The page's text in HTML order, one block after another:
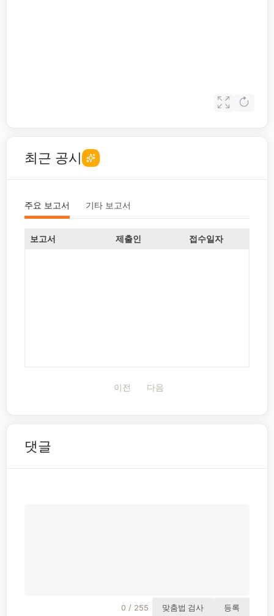
최근 공시
주요 보고서 기타 보고서
보고서 제출인 접수일자
이전 다음
댓글
0 / 255 맞춤법 검사 등록